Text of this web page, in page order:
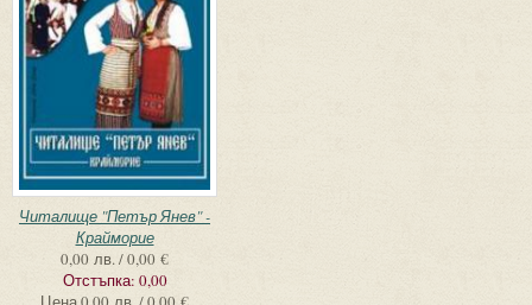
Читалище "Петър Янев" -
Крайморие
0,00 лв. / 0,00 €
Отстъпка: 0,00